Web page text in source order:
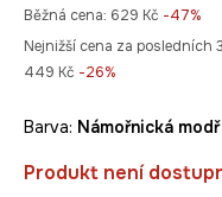
Běžná cena: 629 Kč -47%
Nejnižší cena za posledních
449 Kč -26%
Barva: námořnická modř
Produkt není